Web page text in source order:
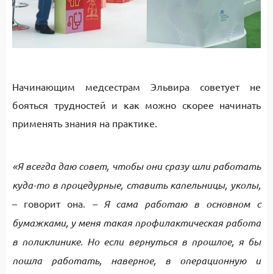
Начинающим медсестрам Эльвира советует не
бояться трудностей и как можно скорее начинать
применять знания на практике.
«Я всегда даю совет, чтобы они сразу шли работать
куда-то в процедурные, ставить капельницы, уколы,
– говорит она. – Я сама работаю в основном с
бумажками, у меня такая профилактическая работа
в поликлинике. Но если вернуться в прошлое, я бы
пошла работать, наверное, в операционную и